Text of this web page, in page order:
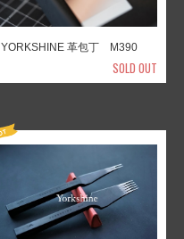
YORKSHINE 革包丁 M390
SOLD OUT